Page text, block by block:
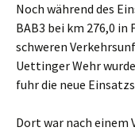
Noch während des
BAB3 bei km 276,0
schweren
Uettinger Wehr
fuhr die neue
Dort war nach